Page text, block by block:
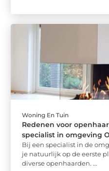
Woning En Tuin
Redenen voor
specialist in omgeving
Bij een specialist in de
je natuurlijk op de eerste
diverse openhaarden. ...